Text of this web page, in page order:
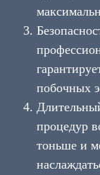
побочных
процедур
тоньше и